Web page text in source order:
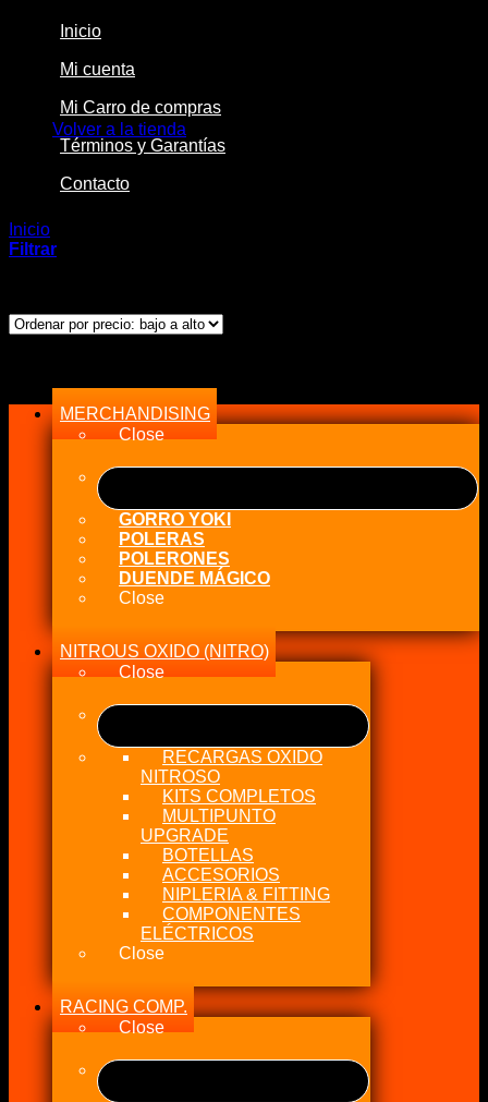
Volver a la tienda
Inicio
Mi cuenta
Mi Carro de compras
Términos y Garantías
Contacto
Inicio
Filtrar
precio:
MERCHANDISING
Close
GORRO YOKI
POLERAS
POLERONES
DUENDE MÁGICO
Close
NITROUS OXIDO (NITRO)
Close
RECARGAS OXIDO
NITROSO
KITS COMPLETOS
MULTIPUNTO
UPGRADE
BOTELLAS
ACCESORIOS
NIPLERIA & FITTING
COMPONENTES
ELÉCTRICOS
Close
RACING COMP.
Close